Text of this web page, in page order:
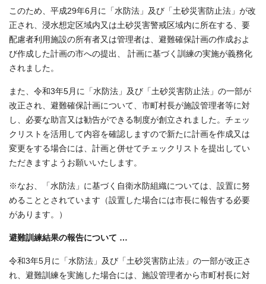
このため、平成29年6月に「水防法」及び「土砂災害防止法」が改
正され、浸水想定区域内又は土砂災害警戒区域内に所在する、要
配慮者利用施設の所有者又は管理者は、避難確保計画の作成およ
び作成した計画の市への提出、 計画に基づく訓練の実施が義務化
されました。
また、令和3年5月に「水防法」及び「土砂災害防止法」の一部が
改正され、避難確保計画について、市町村長が施設管理者等に対
し、必要な助言又は勧告ができる制度が創立されました。チェッ
クリストを活用して内容を確認しますので新たに計画を作成又は
変更をする場合には、計画と併せてチェックリストを提出してい
ただきますようお願いいたします。
※なお、「水防法」に基づく自衛水防組織については、設置に努
めることとされています（設置した場合には市長に報告する必要
があります。）
避難訓練結果の報告について …
令和3年5月に「水防法」及び「土砂災害防止法」の一部が改正さ
れ、避難訓練を実施した場合には、施設管理者から市町村長に対